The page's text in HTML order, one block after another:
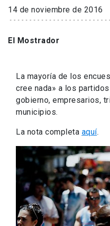
14 de noviembre de 2016
El Mostrador
La mayoría de los
cree nada» a los
gobierno, empresarios,
municipios.
La nota completa aquí.